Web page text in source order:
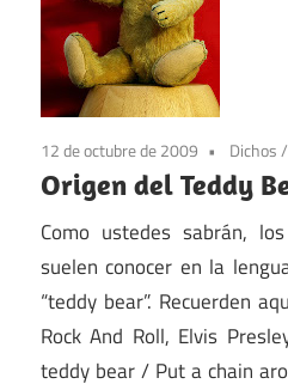
12 de octubre de 2009 Dichos/
Origen del Teddy
Como ustedes sabrán,
suelen conocer en la
“teddy bear”. Recuerden
Rock And Roll, Elvis
teddy bear / Put a chain